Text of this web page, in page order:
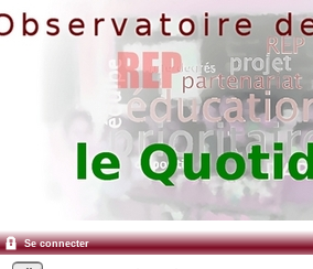
Se connecter